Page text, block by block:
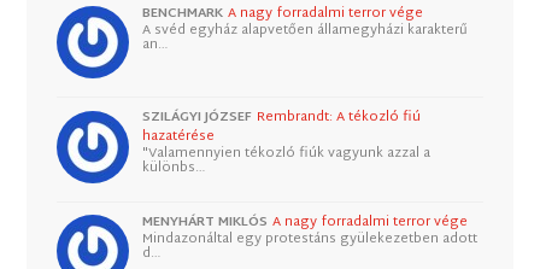
BENCHMARK A nagy forradalmi terror vége
A svéd egyház alapvetően államegyházi karakterű
an…
SZILÁGYI JÓZSEF Rembrandt: A tékozló fiú
hazatérése
"Valamennyien tékozló fiúk vagyunk azzal a
különbs…
MENYHÁRT MIKLÓS A nagy forradalmi terror vége
Mindazonáltal egy protestáns gyülekezetben adott
d…